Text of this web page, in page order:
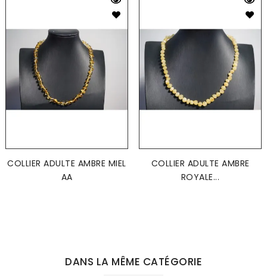
COLLIER ADULTE AMBRE MIEL
AA
COLLIER ADULTE AMBRE
ROYALE...
DANS LA MÊME CATÉGORIE